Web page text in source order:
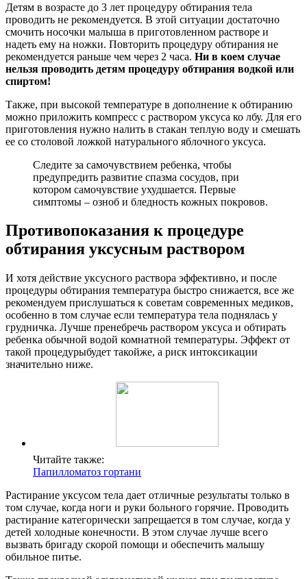
Детям в возрасте до 3 лет процедуру обтирания тела
проводить не рекомендуется. В этой ситуации достаточно
смочить носочки малыша в приготовленном растворе и
надеть ему на ножки. Повторить процедуру обтирания не
рекомендуется раньше чем через 2 часа. Ни в коем случае
нельзя проводить детям процедуру обтирания водкой или
спиртом!
Также, при высокой температуре в дополнение к обтиранию
можно приложить компресс с раствором уксуса ко лбу. Для его
приготовления нужно налить в стакан теплую воду и смешать
ее со столовой ложкой натурального яблочного уксуса.
Следите за самочувствием ребенка, чтобы
предупредить развитие спазма сосудов, при
котором самочувствие ухудшается. Первые
симптомы – озноб и бледность кожных покровов.
Противопоказания к процедуре
обтирания уксусным раствором
И хотя действие уксусного раствора эффективно, и после
процедуры обтирания температура быстро снижается, все же
рекомендуем прислушаться к советам современных медиков,
особенно в том случае если температура тела поднялась у
грудничка. Лучше пренебречь раствором уксуса и обтирать
ребенка обычной водой комнатной температуры. Эффект от
такой процедурыбудет такойже, а риск интоксикации
значительно ниже.
Читайте также:
Папилломатоз гортани
Растирание уксусом тела дает отличные результаты только в
том случае, когда ноги и руки больного горячие. Проводить
растирание категорически запрещается в том случае, когда у
детей холодные конечности. В этом случае лучше всего
вызвать бригаду скорой помощи и обеспечить малышу
обильное питье.